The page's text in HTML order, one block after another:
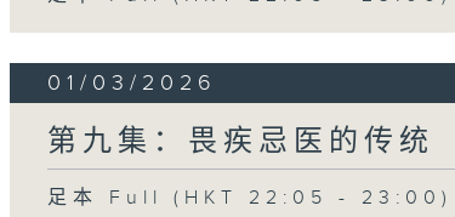
01/03/2026
第九集：畏疾忌医的传统
足本 Full (HKT 22:05 - 23:00)